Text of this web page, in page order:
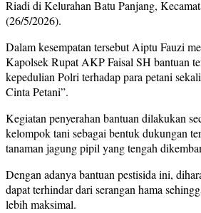
Riadi di Kelurahan Batu Panjang,
(26/5/2026).
Dalam kesempatan tersebut Aiptu Fauzi
Kapolsek Rupat AKP Faisal SH bantuan
kepedulian Polri terhadap para petani
Cinta Petani”.
Kegiatan penyerahan bantuan dilakukan
kelompok tani sebagai bentuk dukungan
tanaman jagung pipil yang tengah
Dengan adanya bantuan pestisida ini,
dapat terhindar dari serangan hama
lebih maksimal.